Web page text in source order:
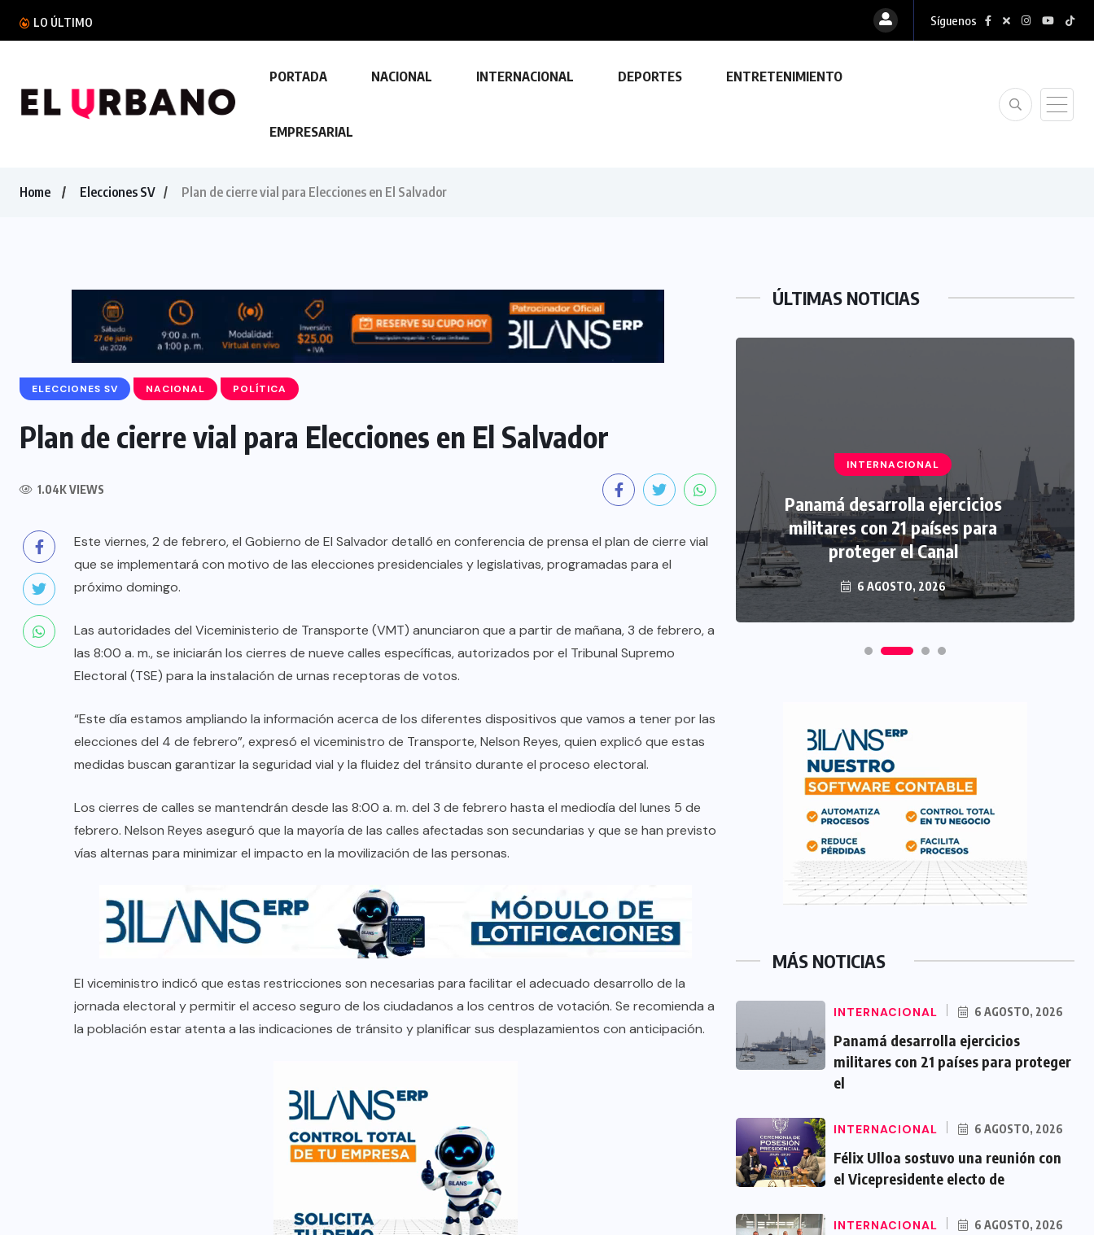
LO ÚLTIMO Síguenos
PORTADA NACIONAL INTERNACIONAL DEPORTES ENTRETENIMIENTO
EMPRESARIAL
Home Elecciones SV Plan de cierre vial para Elecciones en El Salvador
ELECCIONES SV NACIONAL POLÍTICA
Plan de cierre vial para Elecciones en El Salvador
1.04K VIEWS
Este viernes, 2 de febrero, el Gobierno de El Salvador detalló en conferencia de prensa el plan de cierre vial
que se implementará con motivo de las elecciones presidenciales y legislativas, programadas para el
próximo domingo.
Las autoridades del Viceministerio de Transporte (VMT) anunciaron que a partir de mañana, 3 de febrero, a
las 8:00 a. m., se iniciarán los cierres de nueve calles específicas, autorizados por el Tribunal Supremo
Electoral (TSE) para la instalación de urnas receptoras de votos.
“Este día estamos ampliando la información acerca de los diferentes dispositivos que vamos a tener por las
elecciones del 4 de febrero”, expresó el viceministro de Transporte, Nelson Reyes, quien explicó que estas
medidas buscan garantizar la seguridad vial y la fluidez del tránsito durante el proceso electoral.
Los cierres de calles se mantendrán desde las 8:00 a. m. del 3 de febrero hasta el mediodía del lunes 5 de
febrero. Nelson Reyes aseguró que la mayoría de las calles afectadas son secundarias y que se han previsto
vías alternas para minimizar el impacto en la movilización de las personas.
El viceministro indicó que estas restricciones son necesarias para facilitar el adecuado desarrollo de la
jornada electoral y permitir el acceso seguro de los ciudadanos a los centros de votación. Se recomienda a
la población estar atenta a las indicaciones de tránsito y planificar sus desplazamientos con anticipación.
ÚLTIMAS NOTICIAS
presidencial
6 AGOSTO, 2026
23 FEBRERO, 2024
INTERNACIONAL
Panamá desarrolla ejercicios
militares con 21 países para
proteger el Canal
6 AGOSTO, 2026
MÁS NOTICIAS
INTERNACIONAL 6 AGOSTO, 2026
Panamá desarrolla ejercicios
militares con 21 países para proteger
el
INTERNACIONAL 6 AGOSTO, 2026
Félix Ulloa sostuvo una reunión con
el Vicepresidente electo de
INTERNACIONAL 6 AGOSTO, 2026